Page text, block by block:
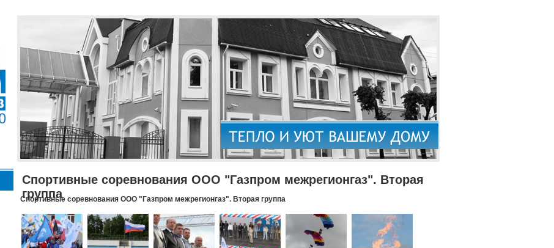
Спортивные соревнования ООО "Газпром межрегионгаз". Вторая
группа
Спортивные соревнования ООО "Газпром межрегионгаз". Вторая группа